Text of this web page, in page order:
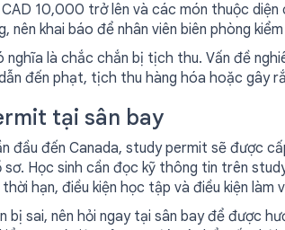
10,000 trở lên và các món thuộc diện
nên khai báo để nhân viên biên phòng
nghĩa là chắc chắn bị tịch thu. Vấn đề
đến phạt, tịch thu hàng hóa hoặc gây
tại sân bay
đầu đến Canada, study permit sẽ được
sơ. Học sinh cần đọc kỹ thông tin trên
hạn, điều kiện học tập và điều kiện làm
bị sai, nên hỏi ngay tại sân bay để được